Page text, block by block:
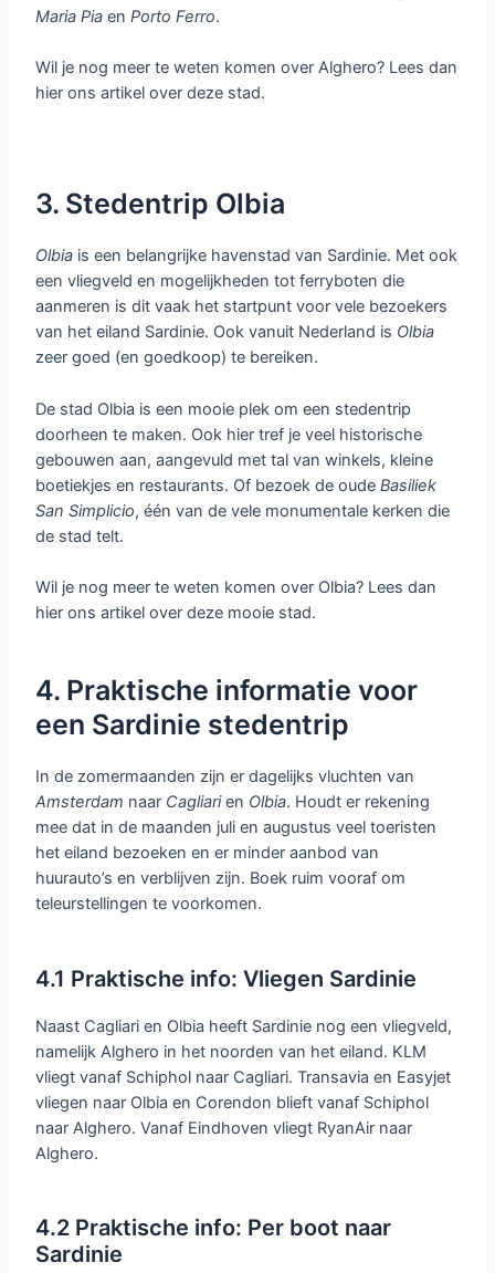
Maria Pia enPorto Ferro.
Wil je nog meer te weten komen over Alghero? Lees dan
hier ons artikel over deze stad.
3. Stedentrip Olbia
Olbia is een belangrijke havenstad van Sardinie. Met ook
een vliegveld en mogelijkheden tot ferryboten die
aanmeren is dit vaak het startpunt voor vele bezoekers
van het eiland Sardinie. Ook vanuit Nederland is Olbia
zeer goed (en goedkoop) te bereiken.
De stad Olbia is een mooie plek om een stedentrip
doorheen te maken. Ook hier tref je veel historische
gebouwen aan, aangevuld met tal van winkels, kleine
boetiekjes en restaurants. Of bezoek de oudeBasiliek
San Simplicio, één van de vele monumentale kerken die
de stad telt.
Wil je nog meer te weten komen over Olbia? Lees dan
hier ons artikel over deze mooie stad.
4. Praktische informatie voor
een Sardinie stedentrip
In de zomermaanden zijn er dagelijks vluchten van
Amsterdam naar Cagliarien Olbia. Houdt er rekening
mee dat in de maanden juli en augustus veel toeristen
het eiland bezoeken en er minder aanbod van
huurauto’s en verblijven zijn. Boek ruim vooraf om
teleurstellingen te voorkomen.
4.1 Praktische info: Vliegen Sardinie
Naast Cagliari en Olbia heeft Sardinie nog een vliegveld,
namelijk Alghero in het noorden van het eiland. KLM
vliegt vanaf Schiphol naar Cagliari. Transavia en Easyjet
vliegen naar Olbia en Corendon blieft vanaf Schiphol
naar Alghero. Vanaf Eindhoven vliegt RyanAir naar
Alghero.
4.2 Praktische info: Per boot naar
Sardinie